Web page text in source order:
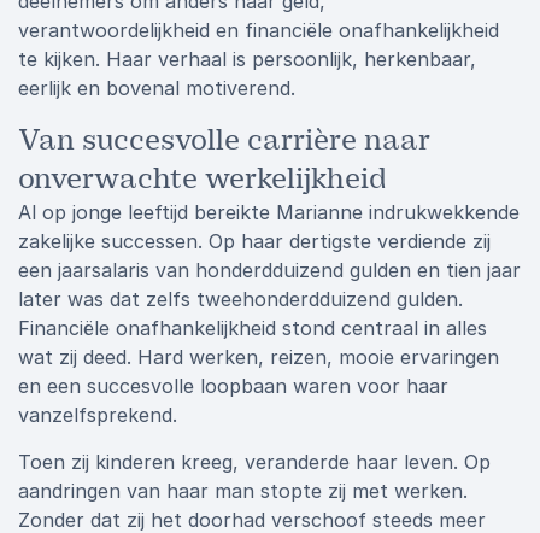
verantwoordelijkheid en financiële onafhankelijkheid
te kijken. Haar verhaal is persoonlijk, herkenbaar,
eerlijk en bovenal motiverend.
Van succesvolle carrière naar
onverwachte werkelijkheid
Al op jonge leeftijd bereikte Marianne indrukwekkende
zakelijke successen. Op haar dertigste verdiende zij
een jaarsalaris van honderdduizend gulden en tien jaar
later was dat zelfs tweehonderdduizend gulden.
Financiële onafhankelijkheid stond centraal in alles
wat zij deed. Hard werken, reizen, mooie ervaringen
en een succesvolle loopbaan waren voor haar
vanzelfsprekend.
Toen zij kinderen kreeg, veranderde haar leven. Op
aandringen van haar man stopte zij met werken.
Zonder dat zij het doorhad verschoof steeds meer